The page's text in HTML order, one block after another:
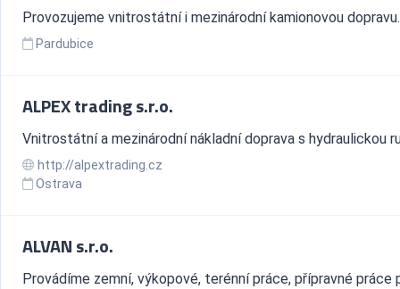
Provozujeme vnitrostátní i mezinárodní kamionovou dopravu.
Pardubice
ALPEX trading s.r.o.
Vnitrostátní a mezinárodní nákladní doprava s hydraulickou
http://alpextrading.cz
Ostrava
ALVAN s.r.o.
Provádíme zemní, výkopové, terénní práce, přípravné práce